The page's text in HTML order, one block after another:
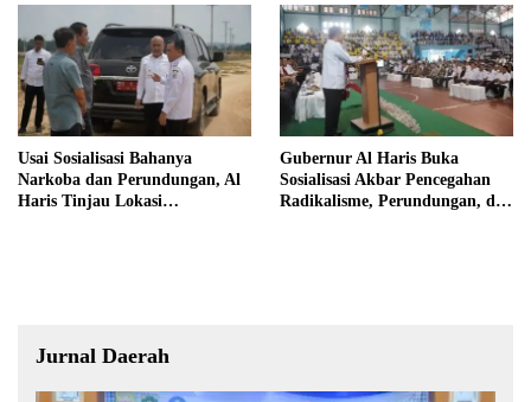
Usai Sosialisasi Bahanya
Narkoba dan Perundungan, Al
Haris Tinjau Lokasi
Gubernur Al Haris Buka
Sosialisasi Akbar Pencegahan
Radikalisme, Perundungan, dan
Jurnal Daerah